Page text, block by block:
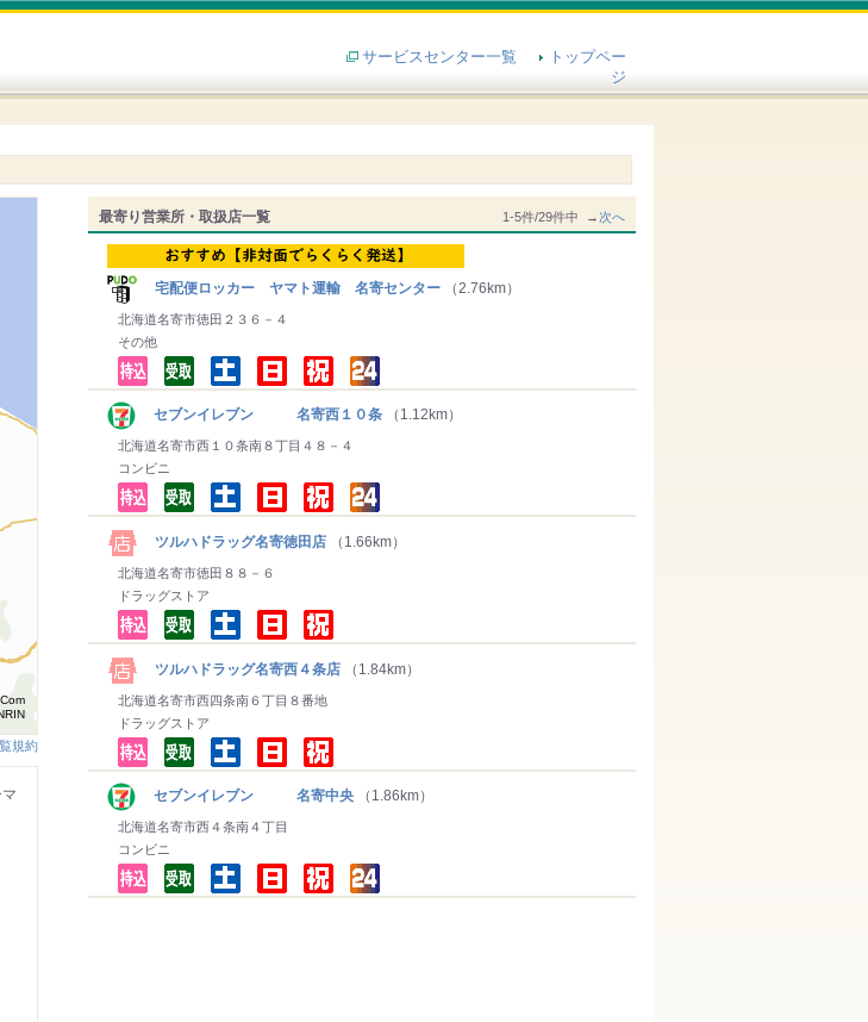
サービスセンター一覧
トップペー
ジ
最寄り営業所・取扱店一覧 1-5件/29件中 →次へ
宅配便ロッカー ヤマト運輸 名寄センター （2.76km）
北海道名寄市徳田２３６－４
その他
セブンイレブン 名寄西１０条 （1.12km）
北海道名寄市西１０条南８丁目４８－４
コンビニ
ツルハドラッグ名寄徳田店 （1.66km）
北海道名寄市徳田８８－６
ドラッグストア
ツルハドラッグ名寄西４条店 （1.84km）
北海道名寄市西四条南６丁目８番地
ドラッグストア
セブンイレブン 名寄中央 （1.86km）
北海道名寄市西４条南４丁目
コンビニ
規約